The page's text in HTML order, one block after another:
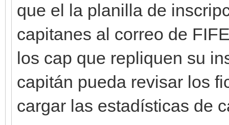
que el la planilla de
capitanes al correo de
los cap que repliquen su
capitán pueda revisar los
cargar las estadísticas de